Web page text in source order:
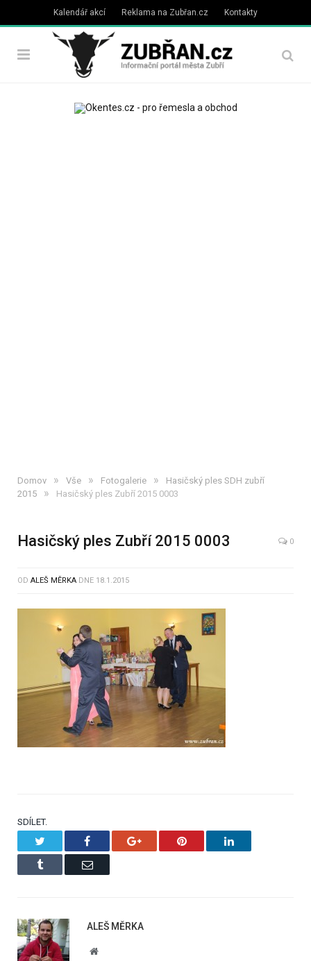
Kalendář akcí Reklama na Zubřan.cz Kontakty
Domov » Vše » Fotogalerie »
Hasičský ples SDH zubří
2015
» Hasičský ples Zubří 2015 0003
Hasičský ples Zubří 2015 0003 0
OD ALEŠ MĚRKA DNE 18.1.2015
SDÍLET.
Facebook Google+ Pinterest LinkedIn
Tumblr Email
ALEŠ MĚRKA
Website